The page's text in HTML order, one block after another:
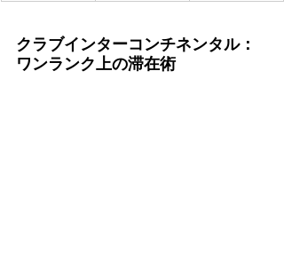
クラブインターコンチネンタル：
ワンランク上の滞在術